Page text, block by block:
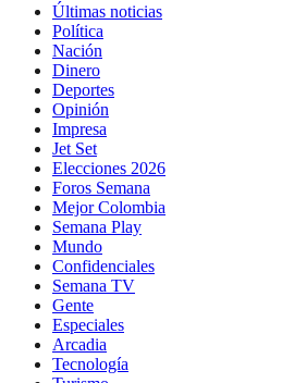
Últimas noticias
Política
Nación
Dinero
Deportes
Opinión
Impresa
Jet Set
Elecciones 2026
Foros Semana
Mejor Colombia
Semana Play
Mundo
Confidenciales
Semana TV
Gente
Especiales
Arcadia
Tecnología